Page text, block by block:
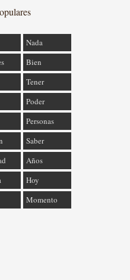
Nada
Bien
Tener
Poder
Personas
Saber
Años
Hoy
Momento